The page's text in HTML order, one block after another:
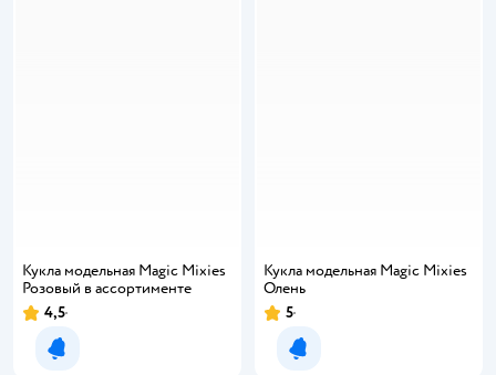
Кукла модельная Magic Mixies
Розовый в ассортименте
Рейтинг:
4,5
Уведомить о появлении
Кукла модельная Magic Mixies
Олень
Рейтинг:
5
Уведомить о появлении